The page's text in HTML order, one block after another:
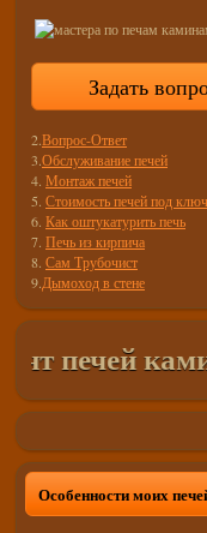
Задать
2.Вопрос-Ответ
3.Обслуживание печей
4. Монтаж печей
5. Стоимость печей под ключ
6. Как оштукатурить печь
7. Печь из кирпича
8. Сам Трубочист
9.Дымоход в стене
каминов
Особенности моих